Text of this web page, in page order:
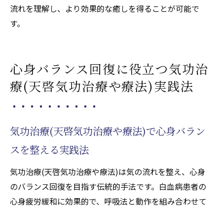
流れを理解し、より効果的な癒しを得ることが可能で
す。
心身バランス回復に役立つ気功治
療(天啓気功治療や療法)実践法
気功治療(天啓気功治療や療法)で心身バラン
スを整える実践法
気功治療(天啓気功治療や療法)は気の流れを整え、心身
のバランス回復を目指す伝統的手法です。白血病患者の
心身疲労緩和に効果的で、呼吸法と動作を組み合わせて